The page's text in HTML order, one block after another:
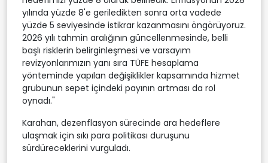
yılında yüzde 8'e geriledikten sonra orta vadede
yüzde 5 seviyesinde istikrar kazanmasını öngörüyoruz.
2026 yılı tahmin aralığının güncellenmesinde, belli
başlı risklerin belirginleşmesi ve varsayım
revizyonlarımızın yanı sıra TÜFE hesaplama
yönteminde yapılan değişiklikler kapsamında hizmet
grubunun sepet içindeki payının artması da rol
oynadı."
Karahan, dezenflasyon sürecinde ara hedeflere
ulaşmak için sıkı para politikası duruşunu
sürdüreceklerini vurguladı.